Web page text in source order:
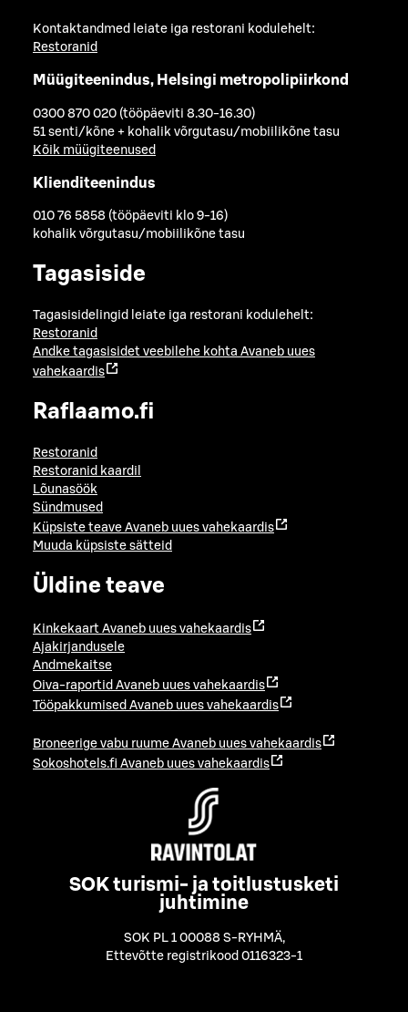
Kontaktandmed leiate iga restorani kodulehelt:
Restoranid
Müügiteenindus, Helsingi metropolipiirkond
0300 870 020 (tööpäeviti 8.30-16.30)
51 senti/kõne + kohalik võrgutasu/mobiilikõne tasu
Kõik müügiteenused
Klienditeenindus
010 76 5858 (tööpäeviti klo 9-16)
kohalik võrgutasu/mobiilikõne tasu
Tagasiside
Tagasisidelingid leiate iga restorani kodulehelt:
Restoranid
Andke tagasisidet veebilehe kohta Avaneb uues
vahekaardis
Raflaamo.fi
Restoranid
Restoranid kaardil
Lõunasöök
Sündmused
Küpsiste teave Avaneb uues vahekaardis
Muuda küpsiste sätteid
Üldine teave
Kinkekaart Avaneb uues vahekaardis
Ajakirjandusele
Andmekaitse
Oiva-raportid Avaneb uues vahekaardis
Tööpakkumised Avaneb uues vahekaardis
Broneerige vabu ruume Avaneb uues vahekaardis
Sokoshotels.fi Avaneb uues vahekaardis
SOK turismi- ja toitlustusketi
juhtimine
SOK PL 1 00088 S-RYHMÄ,
Ettevõtte registrikood 0116323-1